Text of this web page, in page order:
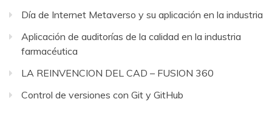
Día de Internet Metaverso y su aplicación en la industria
Aplicación de auditorías de la calidad en la industria
farmacéutica
LA REINVENCION DEL CAD – FUSION 360
Control de versiones con Git y GitHub